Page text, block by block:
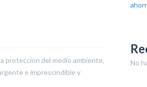
protección del medio ambiente,
e imprescindible y
No